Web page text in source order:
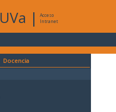
UVa |
Acceso
Intranet
Docencia